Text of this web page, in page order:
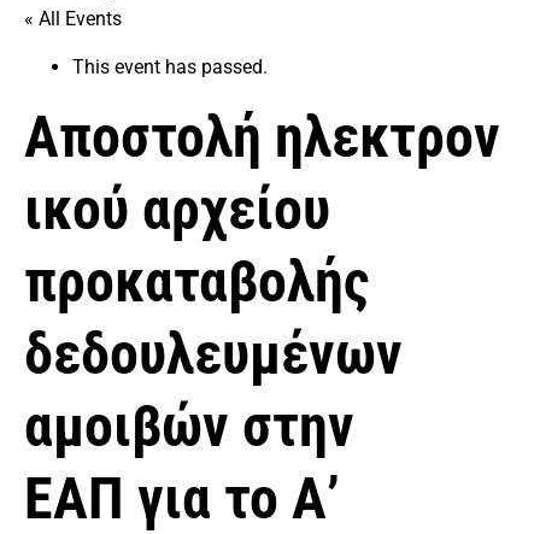
« All Events
This event has passed.
Αποστολή ηλεκτρον
ικού αρχείου
προκαταβολής
δεδουλευμένων
αμοιβών στην
ΕΑΠ για το Α’